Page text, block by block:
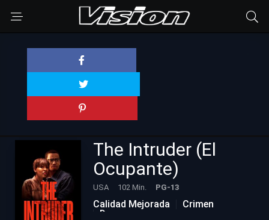
The Intruder (El
Ocupante)
USA 102 Min. PG-13
Calidad Mejorada
Crimen
Drama